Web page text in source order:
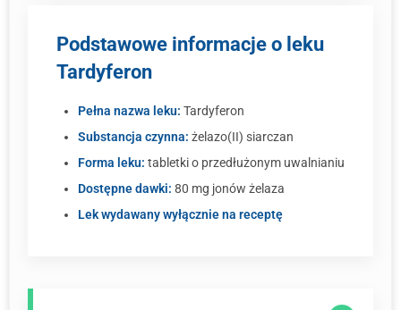
Podstawowe informacje o leku
Tardyferon
Pełna nazwa leku: Tardyferon
Substancja czynna: żelazo(II) siarczan
Forma leku: tabletki o przedłużonym uwalnianiu
Dostępne dawki: 80 mg jonów żelaza
Lek wydawany wyłącznie na receptę